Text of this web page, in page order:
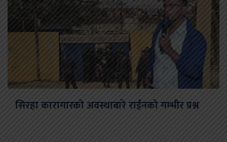
सिरहा कारागारको अवस्थाबारे राईनको गम्भीर प्रश्न